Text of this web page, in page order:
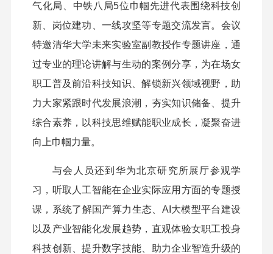
气化局、中铁八局5位巾帼先进代表围绕科技创
新、岗位建功、一线攻坚等专题交流发言。会议
特邀清华大学未来实验室副教授作专题讲座，通
过专业的理论讲解与生动的案例分享，为在场女
职工普及前沿科技知识、解锁新兴领域视野，助
力大家紧跟时代发展浪潮，夯实知识储备、提升
综合素养，以科技思维赋能职业成长，凝聚奋进
向上巾帼力量。
与会人员还到华为北京研究所展厅参观学
习，听取人工智能在企业实际应用方面的专题授
课，系统了解国产算力生态、AI大模型平台建设
以及产业智能化发展趋势，直观体验女职工投身
科技创新、提升数字技能、助力企业智造升级的